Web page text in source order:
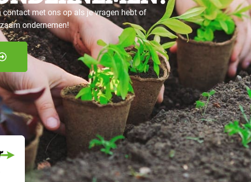
contact met ons op als je vragen hebt of
ondernemen!